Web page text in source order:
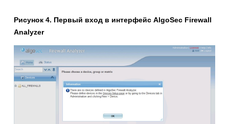
Рисунок 4. Первый вход в интерфейс AlgoSec Firewall
Analyzer